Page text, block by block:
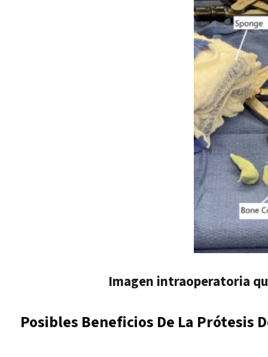
Imagen intraoperatoria
Posibles Beneficios De La Prótesis